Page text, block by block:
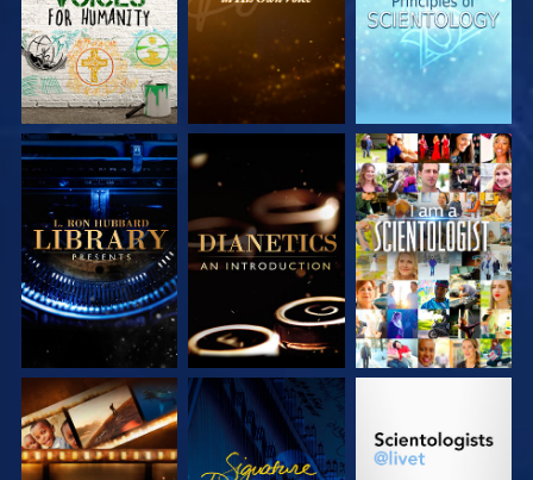
UTFORSKA
SERIEN
UTFORSKA
SERIEN
TITTA
UTFORSKA
TITTA
UTFORSKA